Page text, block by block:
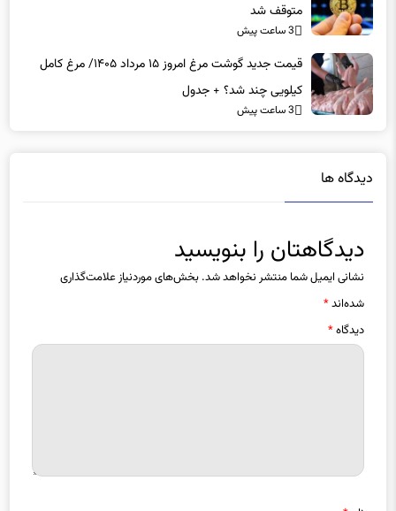
متوقف شد
3 ساعت پیش
قیمت جدید گوشت مرغ امروز ۱۵ مرداد ۱۴۰۵/ مرغ کامل
کیلویی چند شد؟ + جدول
3 ساعت پیش
دیدگاه ها
دیدگاهتان را بنویسید
نشانی ایمیل شما منتشر نخواهد شد. بخش‌های موردنیاز علامت‌گذاری
شده‌اند*
دیدگاه*